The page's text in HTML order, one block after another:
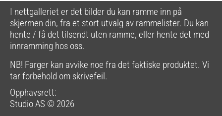
I nettgalleriet er det bilder du kan ramme inn på
skjermen din, fra et stort utvalg av rammelister. Du kan
hente / få det tilsendt uten ramme, eller hente det med
innramming hos oss.
NB! Farger kan avvike noe fra det faktiske produktet. Vi
tar forbehold om skrivefeil.
Opphavsrett:
Studio AS © 2026